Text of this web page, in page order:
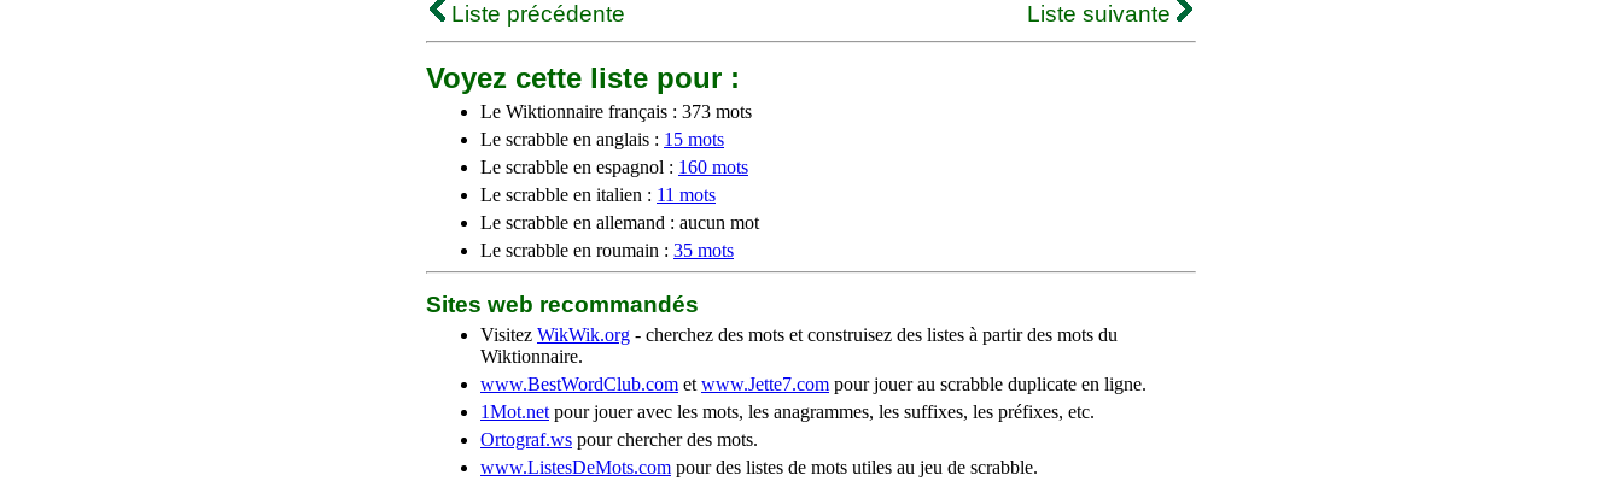
Liste précédente
Liste suivante
Voyez cette liste pour :
Le Wiktionnaire français : 373 mots
Le scrabble en anglais : 15 mots
Le scrabble en espagnol : 160 mots
Le scrabble en italien : 11 mots
Le scrabble en allemand : aucun mot
Le scrabble en roumain : 35 mots
Sites web recommandés
Visitez WikWik.org - cherchez des mots et construisez des listes à partir des mots du
Wiktionnaire.
www.BestWordClub.com et www.Jette7.com pour jouer au scrabble duplicate en ligne.
1Mot.net pour jouer avec les mots, les anagrammes, les suffixes, les préfixes, etc.
Ortograf.ws pour chercher des mots.
www.ListesDeMots.com pour des listes de mots utiles au jeu de scrabble.